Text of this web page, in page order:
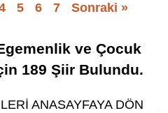
5 6 7 Sonraki »
ve Çocuk
189 Şiir Bulundu.
ANASAYFAYA DÖN